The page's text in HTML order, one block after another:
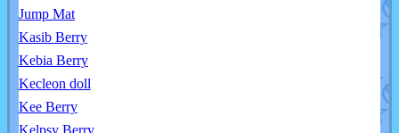
Jump Mat
Kasib Berry
Kebia Berry
Kecleon doll
Kee Berry
Kelpsy Berry